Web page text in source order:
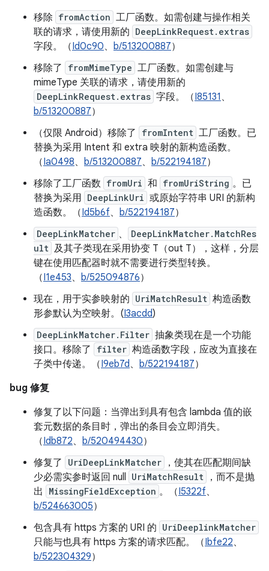
移除 fromAction 工厂函数。如需创建与操作相关
联的请求，请使用新的 DeepLinkRequest.extras
字段。（Id0c90、 b/513200887）
移除了
fromMimeType 工厂函数。如需创建与
mimeType 关联的请求，请使用新的
DeepLinkRequest.extras 字段。（I85131 、
b/513200887）
（仅限 Android）移除了
fromIntent 工厂函数。已
替换为采用 Intent 和 extra 映射的新构造函数。
（Ia0498、 b/513200887、 b/522194187）
移除了工厂函数 fromUri 和 fromUriString 。已
替换为采用 DeepLinkUri 或原始字符串 URI 的新构
造函数。（Id5b6f、 b/522194187）
DeepLinkMatcher 、
DeepLinkMatcher.MatchRes
ult 及其子类现在采用协变 T（out T），这样，分层
键在使用匹配器时就不需要进行类型转换。
（I1e453、 b/525094876）
现在，用于实参映射的 UriMatchResult 构造函数
形参默认为空映射。(I3acdd)
DeepLinkMatcher.Filter 抽象类现在是一个功能
接口。移除了
filter 构造函数字段，应改为直接在
子类中传递。（I9eb7d、 b/522194187）
bug 修复
修复了以下问题：当弹出到具有包含 lambda 值的嵌
套元数据的条目时，弹出的条目会立即消失。
（Idb872、 b/520494430）
修复了
UriDeepLinkMatcher
，使其在匹配期间缺
少必需实参时返回 null UriMatchResult
，而不是抛
出
MissingFieldException 。（I5322f、
b/524663005）
包含具有 https 方案的 URI 的 UriDeeplinkMatcher
只能与也具有 https 方案的请求匹配。（Ibfe22、
b/522304329）